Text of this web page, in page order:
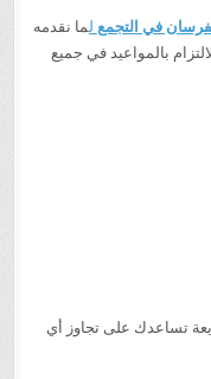
في التجمع لما نقدمه
بالمواعيد في جميع
تساعدك على تجاوز أي